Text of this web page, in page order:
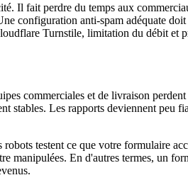
Il fait perdre du temps aux
configuration anti-spam adéquate
Turnstile, limitation du débit et
commerciales et de livraison
stables. Les rapports deviennent peu
testent ce que votre formulaire
manipulées. En d'autres termes, un